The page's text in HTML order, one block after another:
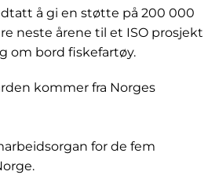
å gi en støtte på 200 000
neste årene til et ISO prosjekt
om bord fiskefartøy.
kommer fra Norges
for de fem